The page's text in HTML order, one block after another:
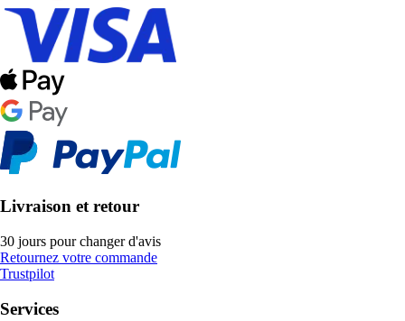
Livraison et retour
30 jours pour changer d'avis
Retournez votre commande
Trustpilot
Services